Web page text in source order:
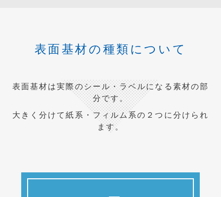
表面基材の種類について
表面基材は実際のシール・ラベルになる素材の部
分です。
大きく分けて紙系・フィルム系の２つに分けられ
ます。